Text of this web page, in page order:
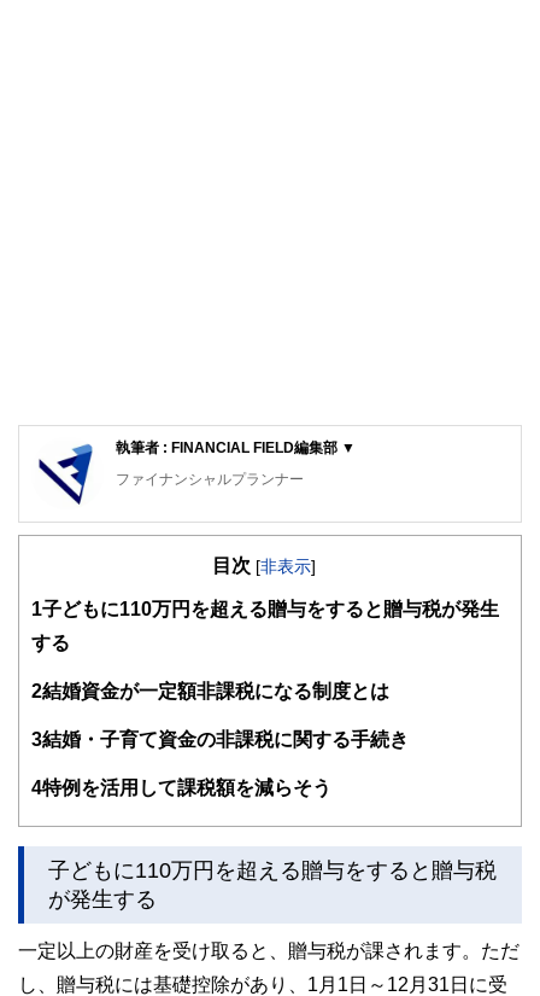
執筆者 : FINANCIAL FIELD編集部 ▼
ファイナンシャルプランナー
FinancialField編集部は、金融、経済に関する記事を、日々
知識がない方でも理解できるようわかりやすく発信していま
関わることで、読者目線のコンテンツを追求しています。
FinancialFieldの特徴は、ファイナンシャルプランナー、弁
ドバイザー、DCプランナー、公認会計士、社会保険労務
士、行政書士、投資アナリスト、キャリアコンサルタントな
をわかりやすく発信している点です。
このように編集経験豊富なメンバーと金融や経済に精通した
執筆者・監修者による執筆体制を築くことで、内容のわかり
やすさはもちろんのこと、読み応えのあるコンテンツと確か
目次 [非表示]
1 子どもに110万円を超える贈与をすると贈与税が発生
する
2結婚資金が一定額非課税になる制度とは
3結婚・子育て資金の非課税に関する手続き
4特例を活用して課税額を減らそう
子どもに110万円を超える贈与をすると贈与税
が発生する
一定以上の財産を受け取ると、贈与税が課されます。ただ
し、贈与税には基礎控除があり、1月1日～12月31日に受